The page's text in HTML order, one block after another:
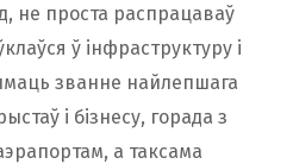
не проста распрацаваў
ў інфраструктуру і
званне найлепшага
і бізнесу, горада з
а таксама